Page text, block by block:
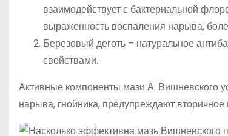
взаимодействует с бактериальной
выраженность воспаления нарыва,
Березовый деготь – натуральное
свойствами.
Активные компоненты мази А. Вишневского
нарыва, гнойника, предупреждают